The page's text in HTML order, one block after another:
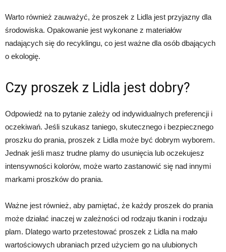
Warto również zauważyć, że proszek z Lidla jest przyjazny dla
środowiska. Opakowanie jest wykonane z materiałów
nadających się do recyklingu, co jest ważne dla osób dbających
o ekologię.
Czy proszek z Lidla jest dobry?
Odpowiedź na to pytanie zależy od indywidualnych preferencji i
oczekiwań. Jeśli szukasz taniego, skutecznego i bezpiecznego
proszku do prania, proszek z Lidla może być dobrym wyborem.
Jednak jeśli masz trudne plamy do usunięcia lub oczekujesz
intensywności kolorów, może warto zastanowić się nad innymi
markami proszków do prania.
Ważne jest również, aby pamiętać, że każdy proszek do prania
może działać inaczej w zależności od rodzaju tkanin i rodzaju
plam. Dlatego warto przetestować proszek z Lidla na mało
wartościowych ubraniach przed użyciem go na ulubionych